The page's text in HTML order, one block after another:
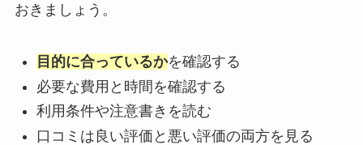
おきましょう。
目的に合っているかを確認する
必要な費用と時間を確認する
利用条件や注意書きを読む
口コミは良い評価と悪い評価の両方を見る